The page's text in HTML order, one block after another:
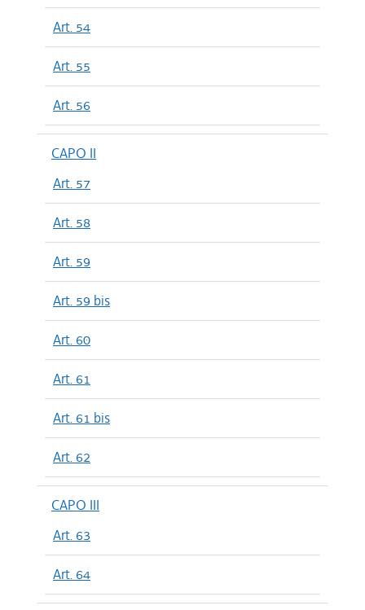
Art. 54
Art. 55
Art. 56
CAPO II
Art. 57
Art. 58
Art. 59
Art. 59 bis
Art. 60
Art. 61
Art. 61 bis
Art. 62
CAPO III
Art. 63
Art. 64